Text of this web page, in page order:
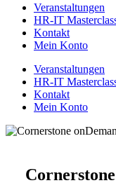
Veranstaltungen
HR-IT
Kontakt
Mein Konto
Veranstaltungen
HR-IT
Kontakt
Mein Konto